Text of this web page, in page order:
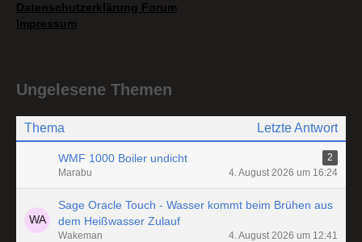
Datenschutzerklärung Forum
Impressum
Ungelesene Themen
Thema Letzte Antwort
WMF 1000 Boiler undicht
2
Marabu
4. August 2026 um 16:24
Sage Oracle Touch - Wasser kommt beim Brühen aus
dem Heißwasser Zulauf
Wakeman 4. August 2026 um 12:41